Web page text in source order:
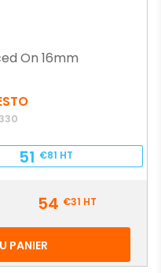
On 16mm
51 €81 HT
54 €31 HT
PANIER